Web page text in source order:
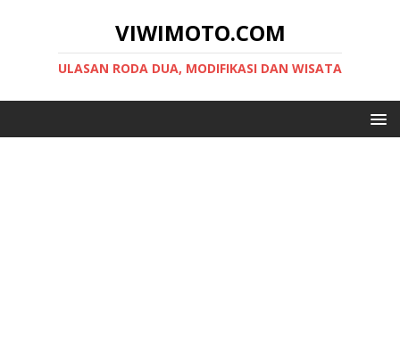
VIWIMOTO.COM
ULASAN RODA DUA, MODIFIKASI DAN WISATA